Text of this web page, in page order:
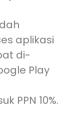
aplikasi
di-
Play
PPN 10%.